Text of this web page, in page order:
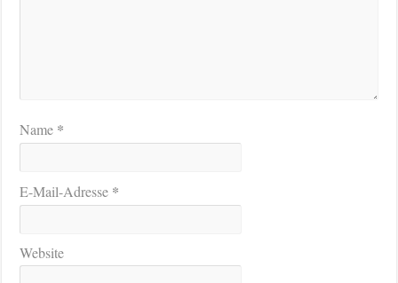
Name *
E-Mail-Adresse *
Website